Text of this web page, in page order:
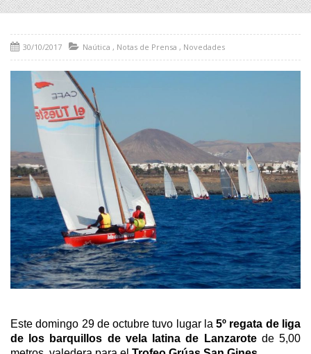
30/10/2017 Naútica , Notas de Prensa , Novedades
Este domingo 29 de octubre tuvo lugar la5º regata de liga
de los barquillos de vela latina de Lanzarotede 5,00